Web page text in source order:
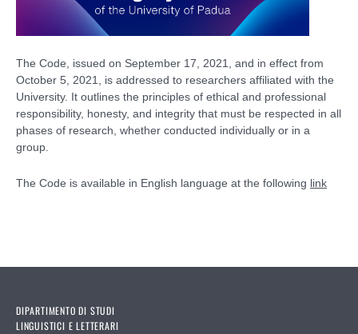
The Code, issued on September 17, 2021, and in effect from
October 5, 2021, is addressed to researchers affiliated with the
University. It outlines the principles of ethical and professional
responsibility, honesty, and integrity that must be respected in all
phases of research, whether conducted individually or in a
group.
The Code is available in English language at the following link
DIPARTIMENTO DI STUDI
LINGUISTICI E LETTERARI